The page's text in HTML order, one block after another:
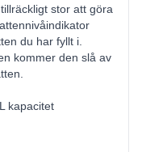
stor att göra
du har fyllt i.
kommer den slå av
kapacitet